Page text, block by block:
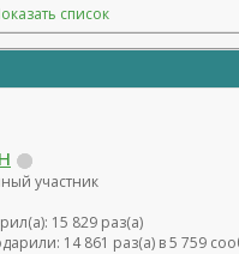
список
участник
15 829 раз(а)
14 861 раз(а) в 5 759